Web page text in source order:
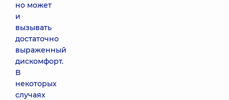
но может
и
вызывать
достаточно
выраженный
дискомфорт.
В
некоторых
случаях